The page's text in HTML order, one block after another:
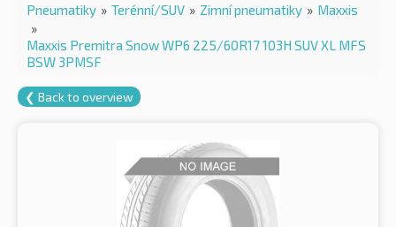
Pneumatiky » Terénní/SUV » Zimní pneumatiky » Maxxis
»
Maxxis Premitra Snow WP6 225/60R17 103H SUV XL MFS
BSW 3PMSF
❮ Back to overview